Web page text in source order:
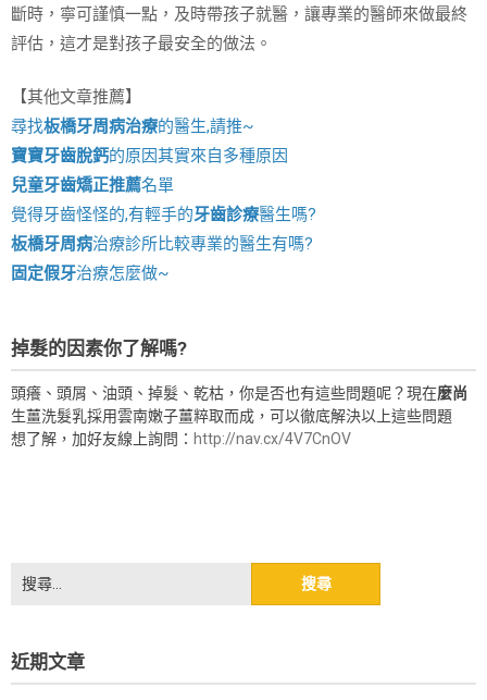
斷時，寧可謹慎一點，及時帶孩子就醫，讓專業的醫師來做最終
評估，這才是對孩子最安全的做法。
【其他文章推薦】
尋找板橋牙周病治療的醫生,請推~
寶寶牙齒脫鈣的原因其實來自多種原因
兒童牙齒矯正推薦名單
覺得牙齒怪怪的,有輕手的牙齒診療醫生嗎?
板橋牙周病治療診所比較專業的醫生有嗎?
固定假牙治療怎麼做~
掉髮的因素你了解嗎?
頭癢、頭屑、油頭、掉髮、乾枯，你是否也有這些問題呢？現在麼尚
生薑洗髮乳採用雲南嫩子薑粹取而成，可以徹底解決以上這些問題
想了解，加好友線上詢問： http://nav.cx/4V7CnOV
搜
尋
字:
近期文章